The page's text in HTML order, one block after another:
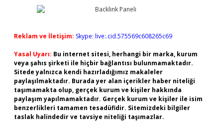
Reklam ve İletişim: Skype: live:.cid.575569c608265c69
Yasal Uyarı: Bu internet sitesi, herhangi bir marka, kurum
veya şahıs şirketi ile hiçbir bağlantısı bulunmamaktadır.
Sitede yalnızca kendi hazırladığımız makaleler
paylaşılmaktadır. Burada yer alan içerikler haber niteliği
taşımamakta olup, gerçek kurum ve kişiler hakkında
paylaşım yapılmamaktadır. Gerçek kurum ve kişiler ile isim
benzerlikleri tamamen tesadüfidir. Sitemizdeki bilgiler
taslak halindedir ve tavsiye niteliği taşımazlar.